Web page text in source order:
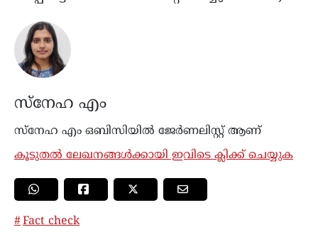
സ്നേഹ എം
സ്നേഹ എം ഒബിസിയില്‍ ജേർണലിസ്റ്റ് ആണ്
കൂടുതൽ ലേഖനങ്ങൾക്കായി ഇവിടെ ക്ലിക്ക് ചെയ്യുക
Fact check